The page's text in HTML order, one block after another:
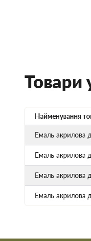
Товари
Найменування
Емаль акрилова
Емаль акрилова
Емаль акрилова
Емаль акрилова